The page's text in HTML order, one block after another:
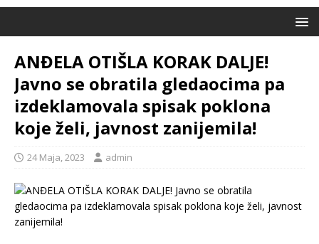
ANĐELA OTIŠLA KORAK DALJE!
Javno se obratila gledaocima pa
izdeklamovala spisak poklona
koje želi, javnost zanijemila!
24 Maja, 2023 admin